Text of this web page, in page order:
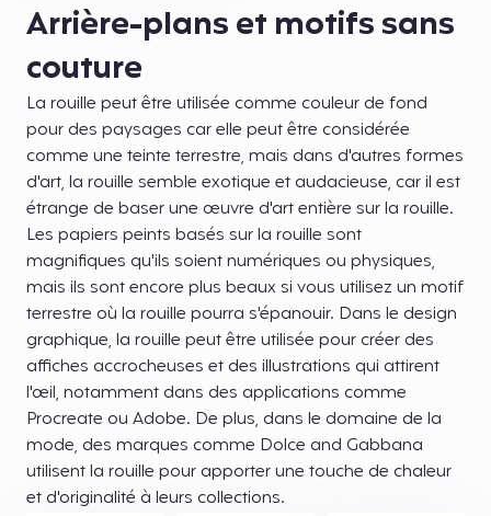
Arrière-plans et motifs sans
couture
La rouille peut être utilisée comme couleur de fond
pour des paysages car elle peut être considérée
comme une teinte terrestre, mais dans d'autres formes
d'art, la rouille semble exotique et audacieuse, car il est
étrange de baser une œuvre d'art entière sur la rouille.
Les papiers peints basés sur la rouille sont
magnifiques qu'ils soient numériques ou physiques,
mais ils sont encore plus beaux si vous utilisez un motif
terrestre où la rouille pourra s'épanouir. Dans le design
graphique, la rouille peut être utilisée pour créer des
affiches accrocheuses et des illustrations qui attirent
l'œil, notamment dans des applications comme
Procreate ou Adobe. De plus, dans le domaine de la
mode, des marques comme Dolce and Gabbana
utilisent la rouille pour apporter une touche de chaleur
et d'originalité à leurs collections.